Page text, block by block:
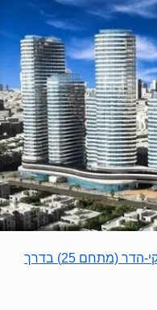
רמת גן: תוכנית הענק במתחם ז'בוטינסקי-הדר (מתחם 25) בדרך